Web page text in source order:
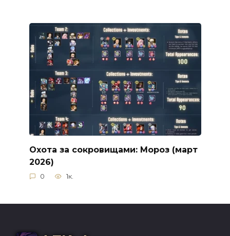
Охота за сокровищами: Мороз (март
2026)
0 1к.